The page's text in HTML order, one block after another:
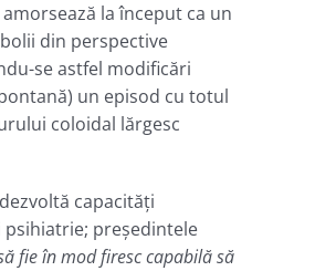
la început ca un
din perspective
se astfel modificări
un episod cu totul
coloidal lărgesc
capacităţi
preşedintele
fie în mod firesc capabilă să